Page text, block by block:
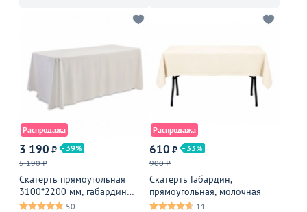
Распродажа
3 190 ₽
39
5 190 ₽
Скатерть прямоугольная
3100*2200 мм, габардин
белый
50
Распродажа
610 ₽
33
900 ₽
Скатерть Габардин,
прямоугольная, молочная
11